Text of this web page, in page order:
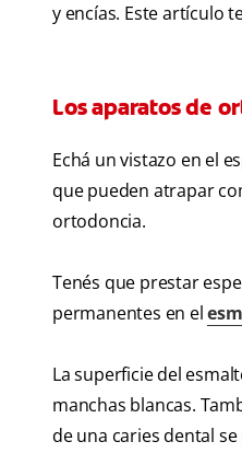
y encías. Este artículo
Los aparatos de
Echá un vistazo en el
que pueden atrapar
ortodoncia.
Tenés que prestar
permanentes en el
La superficie del
manchas blancas.
de una caries dental